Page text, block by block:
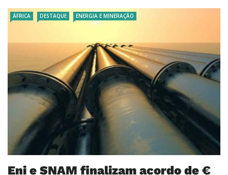
ÁFRICA DESTAQUE ENERGIA E MINERAÇÃO
Eni e SNAM finalizam acordo de €